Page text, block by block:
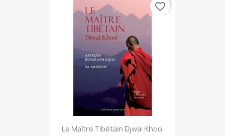
Le Maître Tibétain Djwal Khool
favorite_border